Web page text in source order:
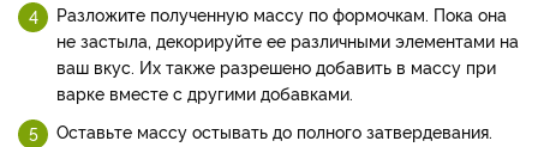
Разложите полученную массу по формочкам. Пока она
не застыла, декорируйте ее различными элементами на
ваш вкус. Их также разрешено добавить в массу при
варке вместе с другими добавками.
Оставьте массу остывать до полного затвердевания.